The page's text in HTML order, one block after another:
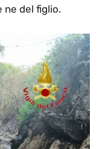
ne del figlio.